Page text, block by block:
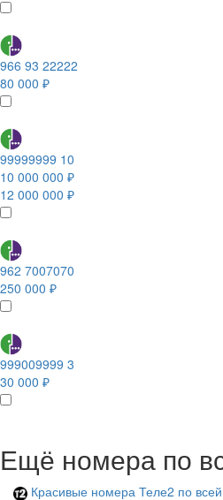
966 93 22222
80 000 ₽
99999999 10
10 000 000 ₽
12 000 000 ₽
962 7007070
250 000 ₽
999009999 3
30 000 ₽
Ещё номера по
Красивые номера Теле2 по